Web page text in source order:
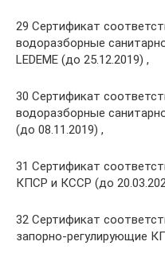
29 Сертификат
водоразборные
LEDEME (до 25.12.2019) ,
30 Сертификат
водоразборные
(до 08.11.2019) ,
31 Сертификат
КПСР и КССР (до
32 Сертификат
запорно-регулирующие